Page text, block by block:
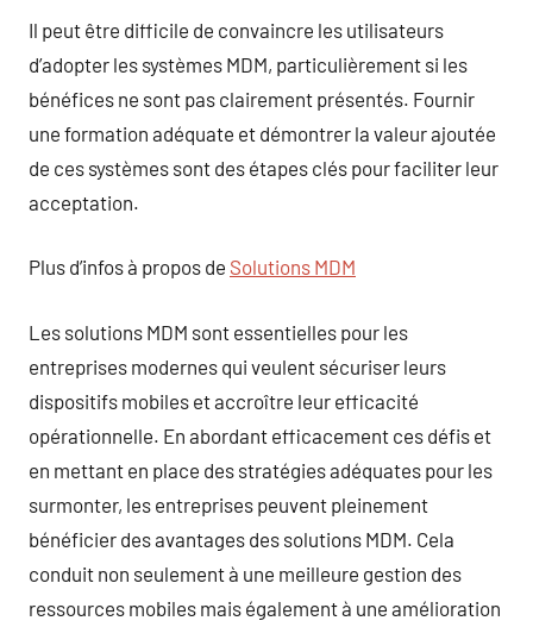
Il peut être difficile de convaincre les utilisateurs
d’adopter les systèmes MDM, particulièrement si les
bénéfices ne sont pas clairement présentés. Fournir
une formation adéquate et démontrer la valeur ajoutée
de ces systèmes sont des étapes clés pour faciliter leur
acceptation.
Plus d’infos à propos de Solutions MDM
Les solutions MDM sont essentielles pour les
entreprises modernes qui veulent sécuriser leurs
dispositifs mobiles et accroître leur efficacité
opérationnelle. En abordant efficacement ces défis et
en mettant en place des stratégies adéquates pour les
surmonter, les entreprises peuvent pleinement
bénéficier des avantages des solutions MDM. Cela
conduit non seulement à une meilleure gestion des
ressources mobiles mais également à une amélioration